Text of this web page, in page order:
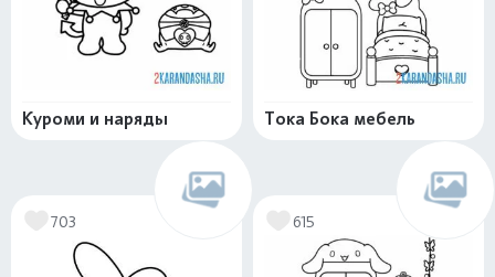
Куроми и наряды Тока Бока мебель
703 615